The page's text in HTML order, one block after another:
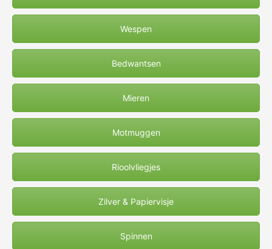
Wespen
Bedwantsen
Mieren
Motmuggen
Rioolvliegjes
Zilver & Papiervisje
Spinnen